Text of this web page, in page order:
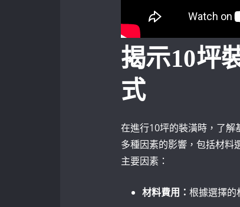
揭示10坪
式
在進行10坪的裝潢時，了解
多種因素的影響，包括材料
主要因素：
材料費用： 根據選擇的